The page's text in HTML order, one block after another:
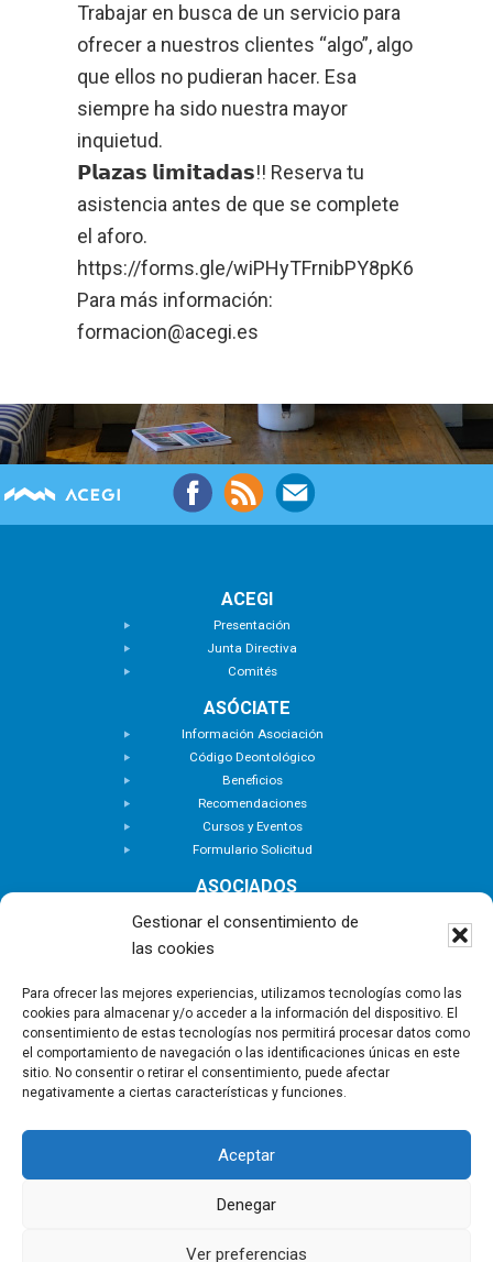
Gestionar el consentimiento de
las cookies
Para ofrecer las mejores experiencias, utilizamos tecnologías como las
cookies para almacenar y/o acceder a la información del dispositivo. El
consentimiento de estas tecnologías nos permitirá procesar datos como
el comportamiento de navegación o las identificaciones únicas en este
sitio. No consentir o retirar el consentimiento, puede afectar
negativamente a ciertas características y funciones.
Aceptar
Denegar
Ver preferencias
Trabajar en busca de un servicio para
ofrecer a nuestros clientes “algo”, algo
que ellos no pudieran hacer. Esa
siempre ha sido nuestra mayor
inquietud.
𝗣𝗹𝗮𝘇𝗮𝘀 𝗹𝗶𝗺𝗶𝘁𝗮𝗱𝗮𝘀!! Reserva tu
asistencia antes de que se complete
el aforo.
https://forms.gle/wiPHyTFrnibPY8pK6
Para más información:
formacion@acegi.es
ACEGI
Presentación
Junta Directiva
Comités
ASÓCIATE
Información Asociación
Código Deontológico
Beneficios
Recomendaciones
Cursos y Eventos
Formulario Solicitud
ASOCIADOS
Zona Privada
ACTUALIDAD
Notas de Prensa
Noticias
Nuevas Incorporaciones
CONTACTO
Copyright © - Asociación Canaria de Empresas de
Política de privacidad
Política de Cookies